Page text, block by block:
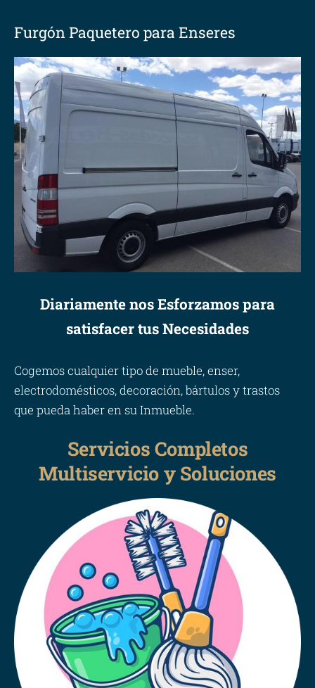
Furgón Paquetero para Enseres
Diariamente nos Esforzamos para
satisfacer tus Necesidades
Cogemos cualquier tipo de mueble, enser,
electrodomésticos, decoración, bártulos y trastos
que pueda haber en su Inmueble.
Servicios Completos
Multiservicio y Soluciones